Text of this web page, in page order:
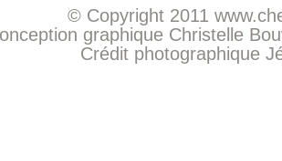
© Copyright 2011
graphique Christelle
Crédit photographique